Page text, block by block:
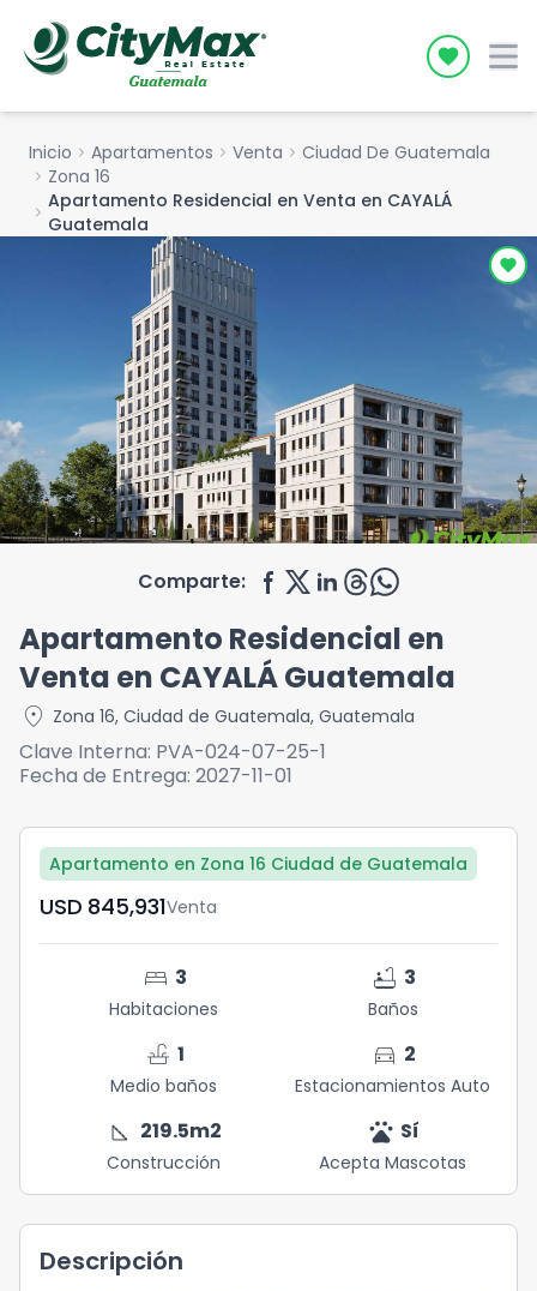
Icon
Inicio chevron_right Apartamentos chevron_right Venta chevron_right Ciudad De Guatemala
chevron_right Zona 16
chevron_right Apartamento Residencial en Venta en CAYALÁ
Guatemala
Comparte:
Apartamento Residencial en
Venta en CAYALÁ Guatemala
location_on Zona 16, Ciudad de Guatemala, Guatemala
Clave Interna: PVA-024-07-25-1
Fecha de Entrega: 2027-11-01
Apartamento en Zona 16 Ciudad de Guatemala
USD	845,931Venta
bed 3
Habitaciones
bathtub 3
Baños
faucet 1
Medio baños
directions_car 2
Estacionamientos Auto
square_foot 219.5m2
Construcción
pets Sí
Acepta Mascotas
Descripción